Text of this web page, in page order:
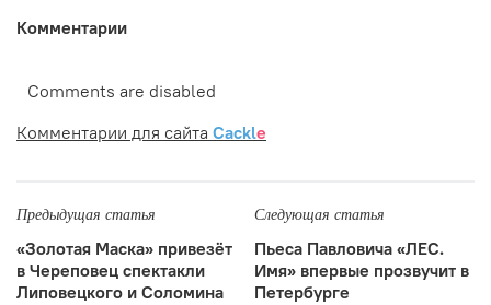
Комментарии
Comments are disabled
Комментарии для сайта Cackle
Предыдущая статья
«Золотая Маска» привезёт
в Череповец спектакли
Липовецкого и Соломина
Следующая статья
Пьеса Павловича «ЛЕС.
Имя» впервые прозвучит в
Петербурге